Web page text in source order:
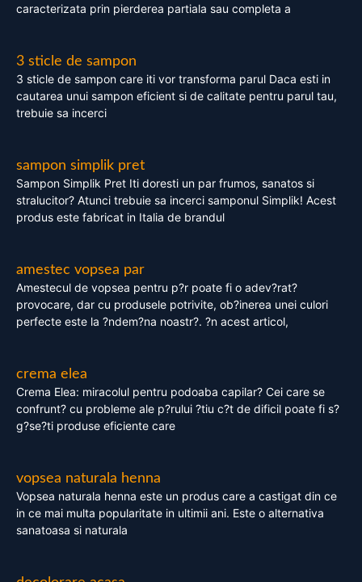
caracterizata prin pierderea partiala sau completa a
3 sticle de sampon
3 sticle de sampon care iti vor transforma parul Daca esti in
cautarea unui sampon eficient si de calitate pentru parul tau,
trebuie sa incerci
sampon simplik pret
Sampon Simplik Pret Iti doresti un par frumos, sanatos si
stralucitor? Atunci trebuie sa incerci samponul Simplik! Acest
produs este fabricat in Italia de brandul
amestec vopsea par
Amestecul de vopsea pentru p?r poate fi o adev?rat?
provocare, dar cu produsele potrivite, ob?inerea unei culori
perfecte este la ?ndem?na noastr?. ?n acest articol,
crema elea
Crema Elea: miracolul pentru podoaba capilar? Cei care se
confrunt? cu probleme ale p?rului ?tiu c?t de dificil poate fi s?
g?se?ti produse eficiente care
vopsea naturala henna
Vopsea naturala henna este un produs care a castigat din ce
in ce mai multa popularitate in ultimii ani. Este o alternativa
sanatoasa si naturala